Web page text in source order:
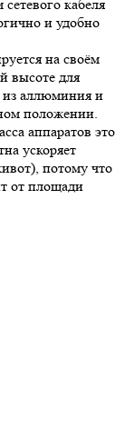
кабеля
и удобно
на своём
высоте для
из аллюминия и
положении.
аппаратов это
ускоряет
потому что
от площади